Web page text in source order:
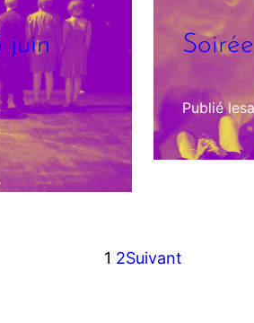
juin
Publié le
1 2Suivant